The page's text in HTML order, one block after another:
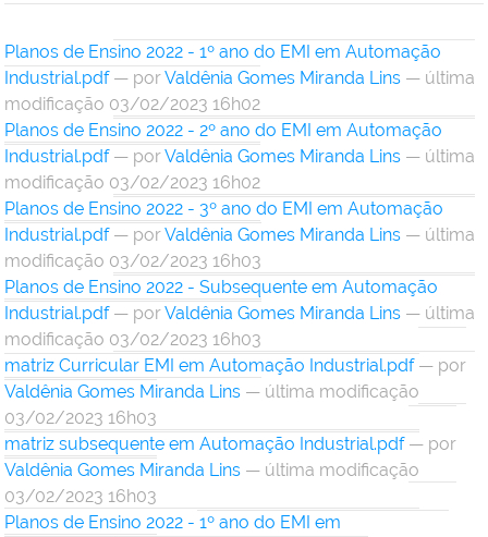
Planos de Ensino 2022 - 1º ano do EMI em Automação
Industrial.pdf — porValdênia Gomes Miranda Lins — última
modificação 03/02/2023 16h02
Planos de Ensino 2022 - 2º ano do EMI em Automação
Industrial.pdf — porValdênia Gomes Miranda Lins — última
modificação 03/02/2023 16h02
Planos de Ensino 2022 - 3º ano do EMI em Automação
Industrial.pdf — porValdênia Gomes Miranda Lins — última
modificação 03/02/2023 16h03
Planos de Ensino 2022 - Subsequente em Automação
Industrial.pdf — porValdênia Gomes Miranda Lins — última
modificação 03/02/2023 16h03
matriz Curricular EMI em Automação Industrial.pdf — por
Valdênia Gomes Miranda Lins — última modificação
03/02/2023 16h03
matriz subsequente em Automação Industrial.pdf — por
Valdênia Gomes Miranda Lins — última modificação
03/02/2023 16h03
Planos de Ensino 2022 - 1º ano do EMI em